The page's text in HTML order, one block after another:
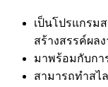
เป็นโปรแกรม
สร้างสรรค์ผล
มาพร้อมกับกา
สามารถทำสไ